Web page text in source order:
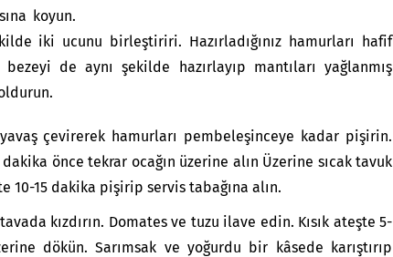
koyun.
iki ucunu birleştiriri. Hazırladığınız hamurları hafif
de aynı şekilde hazırlayıp mantıları yağlanmış
çevirerek hamurları pembeleşinceye kadar pişirin.
önce tekrar ocağın üzerine alın Üzerine sıcak tavuk
10-15 dakika pişirip servis tabağına alın.
kızdırın. Domates ve tuzu ilave edin. Kısık ateşte 5-
dökün. Sarımsak ve yoğurdu bir kâsede karıştırıp